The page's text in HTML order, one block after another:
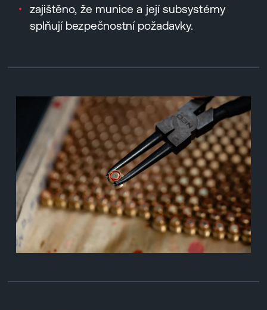
zajištěno, že munice a její subsystémy
splňují bezpečnostní požadavky.